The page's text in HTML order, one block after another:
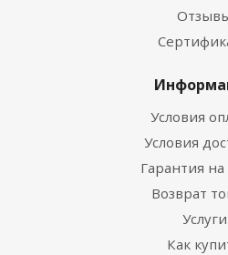
Условия
Условия
Гарантия на
Возврат
Услуги
Как